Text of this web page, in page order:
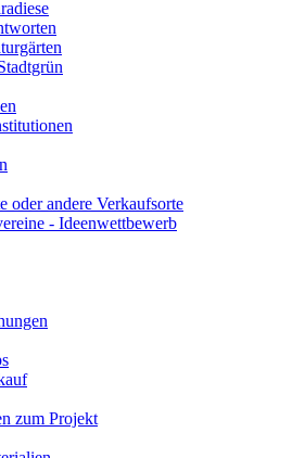
oder andere Verkaufsorte
- Ideenwettbewerb
zum Projekt